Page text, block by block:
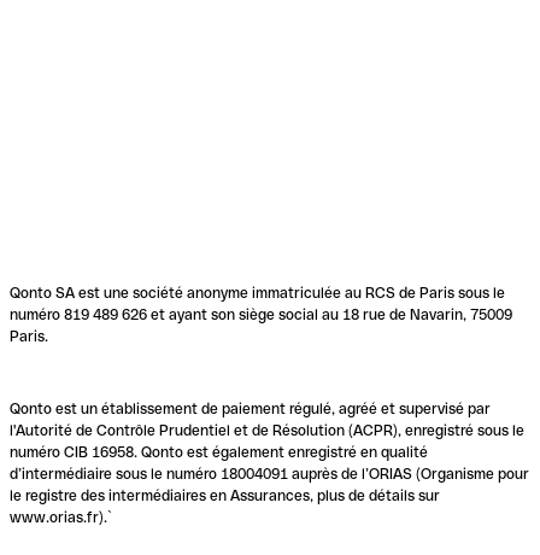
Qonto SA est une société anonyme immatriculée au RCS de Paris sous le
numéro 819 489 626 et ayant son siège social au 18 rue de Navarin, 75009
Paris.
Qonto est un établissement de paiement régulé, agréé et supervisé par
l'Autorité de Contrôle Prudentiel et de Résolution (ACPR), enregistré sous le
numéro CIB 16958. Qonto est également enregistré en qualité
d’intermédiaire sous le numéro 18004091 auprès de l’ORIAS (Organisme pour
le registre des intermédiaires en Assurances, plus de détails sur
www.orias.fr).`